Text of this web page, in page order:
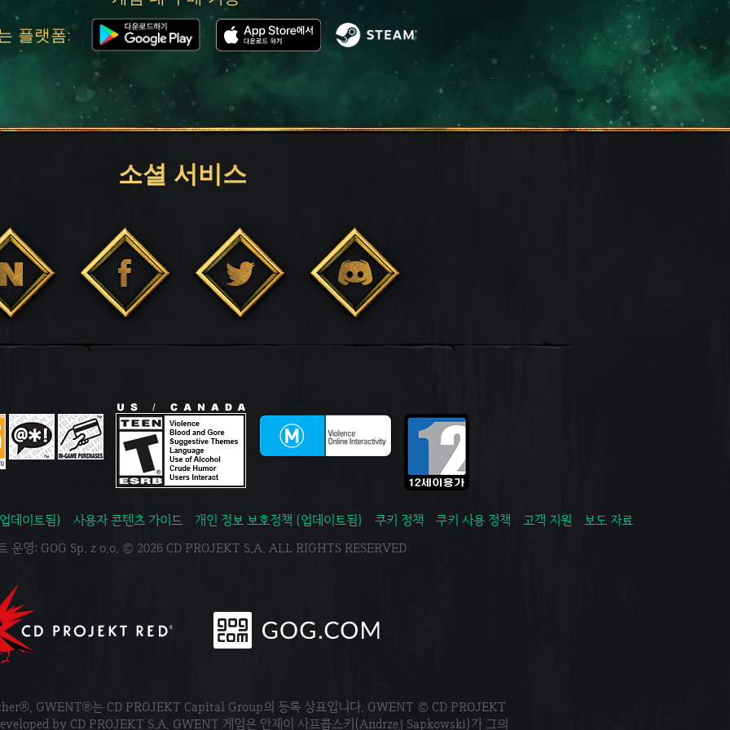
플랫폼:
소셜 서비스
데이트됨) 사용자 콘텐츠 가이드 개인 정보 보호정책 (업데이트됨) 쿠키 정책 쿠키 사용 정책 고객 지원
보도 자료
운영: GOG Sp. z o.o. © 2026 CD PROJEKT S.A. ALL RIGHTS RESERVED
GWENT®는 CD PROJEKT Capital Group의 등록 상표입니다. GWENT © CD PROJEKT
by CD PROJEKT S.A. GWENT 게임은 안제이 사프콥스키(Andrzej Sapkowski)가 그의